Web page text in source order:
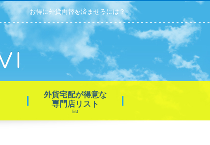
お得に外貨両替を済ませるには？
外貨宅配が得意な
専門店リスト
list